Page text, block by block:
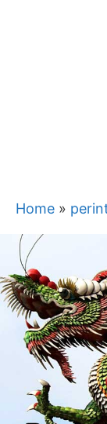
Home »